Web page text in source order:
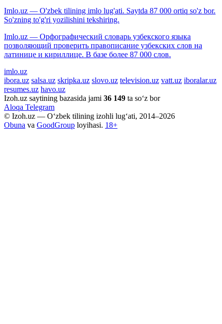
Imlo.uz — O'zbek tilining imlo lug'ati. Saytda 87 000 ortiq so'z bor.
So'zning to'g'ri yozilishini tekshiring.
Imlo.uz — Орфографический словарь узбекского языка
позволяющий проверить правописание узбекских слов на
латинице и кириллице. В базе более 87 000 слов.
imlo.uz
ibora.uz salsa.uz skripka.uz slovo.uz television.uz vatt.uz iboralar.uz
resumes.uz havo.uz
Izoh.uz saytining bazasida jami 36 149 ta so‘z bor
Aloqa Telegram
© Izoh.uz — O‘zbek tilining izohli lug‘ati, 2014–2026
Obuna va GoodGroup loyihasi. 18+